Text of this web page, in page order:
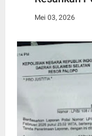
Mei 03, 2026